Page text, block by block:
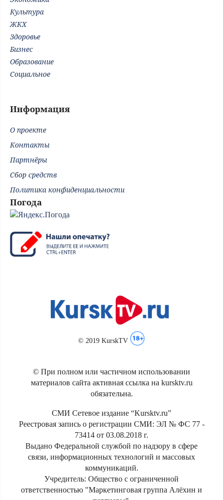
Культура
ЖКХ
Здоровье
Бизнес
Образование
Социальное
Информация
О проекте
Контакты
Партнёры
Сбор средств
Политика конфиденциальности
Погода
© 2019 KurskTV
© При полном или частичном использовании
материалов сайта активная ссылка на kursktv.ru
обязательна.
СМИ Сетевое издание “Kursktv.ru”
Реестровая запись о регистрации СМИ: ЭЛ № ФС 77 -
73414 от 03.08.2018 г.
Выдано Федеральной службой по надзору в сфере
связи, информационных технологий и массовых
коммуникаций.
Учредитель: Общество с ограниченной
ответственностью "Маркетинговая группа Алёхин и